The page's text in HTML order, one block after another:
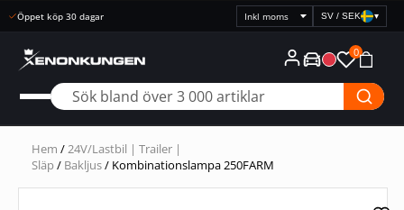
Snabb leverans
Välj
prisvisning
SV / SEK ▾
0
Hem /24V/Lastbil | Trailer |
Släp/ Bakljus/ Kombinationslampa 250FARM